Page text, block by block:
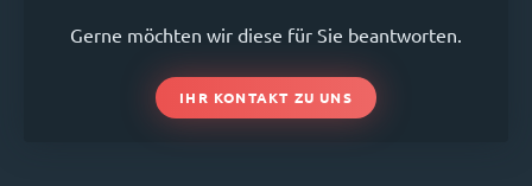
Gerne möchten wir diese für Sie beantworten.
IHR KONTAKT ZU UNS